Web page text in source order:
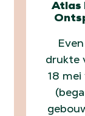
Atlas
drukte
18